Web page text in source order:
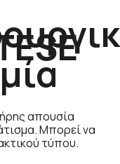
απουσία
Μπορεί να
τύπου.